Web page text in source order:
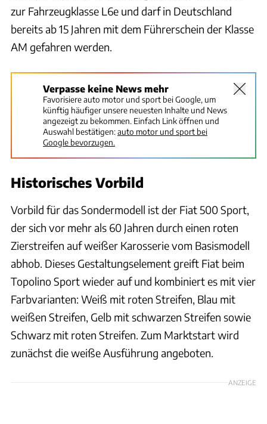
zur Fahrzeugklasse L6e und darf in Deutschland
bereits ab 15 Jahren mit dem Führerschein der Klasse
AM gefahren werden.
Verpasse keine News mehr
Favorisiere auto motor und sport bei Google, um
künftig häufiger unsere neuesten Inhalte und News
angezeigt zu bekommen. Einfach Link öffnen und
Auswahl bestätigen:auto motor und sport bei
Google bevorzugen.
Historisches Vorbild
Vorbild für das Sondermodell ist der Fiat 500 Sport,
der sich vor mehr als 60 Jahren durch einen roten
Zierstreifen auf weißer Karosserie vom Basismodell
abhob. Dieses Gestaltungselement greift Fiat beim
Topolino Sport wieder auf und kombiniert es mit vier
Farbvarianten: Weiß mit roten Streifen, Blau mit
weißen Streifen, Gelb mit schwarzen Streifen sowie
Schwarz mit roten Streifen. Zum Marktstart wird
zunächst die weiße Ausführung angeboten.
ANZEIGE